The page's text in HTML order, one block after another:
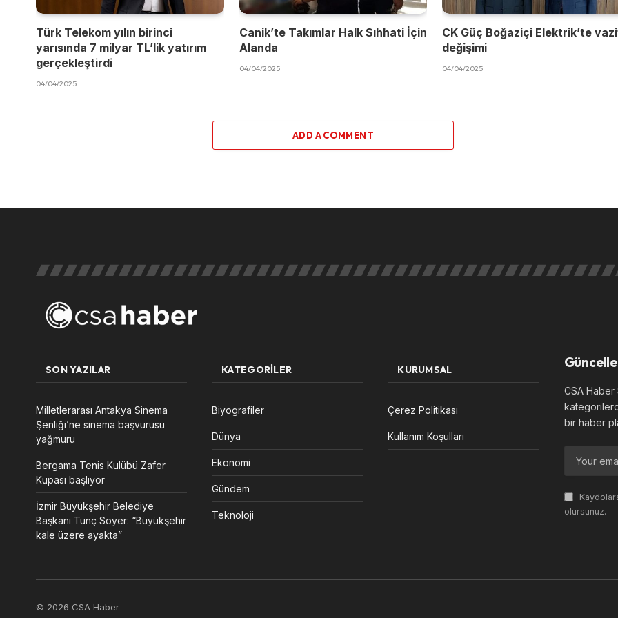
Türk Telekom yılın birinci
yarısında 7 milyar TL’lik yatırım
gerçekleştirdi
04/04/2025
Canik’te Takımlar Halk Sıhhati İçin
Alanda
04/04/2025
CK Güç Boğaziçi Elektrik’te
değişimi
04/04/2025
ADD A COMMENT
SON YAZILAR
Milletlerarası Antakya Sinema
Şenliği’ne sinema başvurusu
yağmuru
Bergama Tenis Kulübü Zafer
Kupası başlıyor
İzmir Büyükşehir Belediye
Başkanı Tunç Soyer: “Büyükşehir
kale üzere ayakta”
KATEGORILER
Biyografiler
Dünya
Ekonomi
Gündem
Teknoloji
KURUMSAL
Çerez Politikası
Kullanım Koşulları
CSA
bir haber
olursunuz.
© 2026 CSA Haber